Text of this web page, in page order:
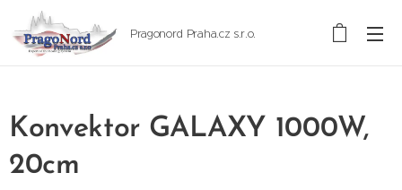
Pragonord Praha.cz s.r.o.
Konvektor GALAXY 1000W,
20cm